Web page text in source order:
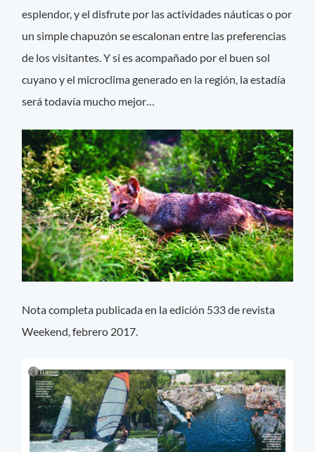
esplendor, y el disfrute por las actividades náuticas o por
un simple chapuzón se escalonan entre las preferencias
de los visitantes. Y si es acompañado por el buen sol
cuyano y el microclima generado en la región, la estadía
será todavía mucho mejor…
Nota completa publicada en la edición 533 de revista
Weekend, febrero 2017.